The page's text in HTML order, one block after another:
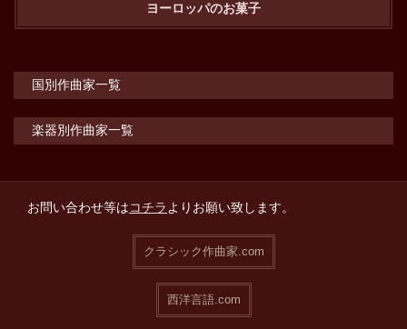
ヨーロッパのお菓子
国別作曲家一覧
楽器別作曲家一覧
お問い合わせ等はコチラよりお願い致します。
クラシック作曲家.com
西洋言語.com